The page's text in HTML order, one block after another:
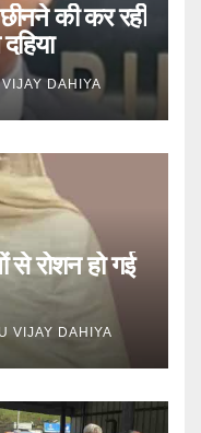
की कर रही
VIJAY DAHIYA
से रोशन हो गई
VIJAY DAHIYA